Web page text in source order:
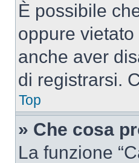
È possibile
oppure
anche aver
di registrarsi.
Top
» Che cosa
La funzione